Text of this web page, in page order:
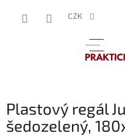
CZK
Plastový regál
šedozelený,